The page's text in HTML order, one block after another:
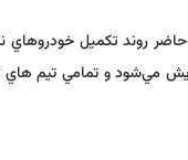
روند تكميل خودروهاي
مي‌شود و تمامي تيم هاي